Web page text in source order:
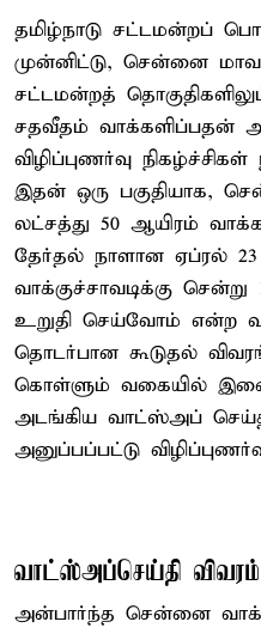
தமிழ்நாடு சட்டமன்றப்
முன்னிட்டு, சென்னை
சட்டமன்றத்
சதவீதம் வாக்களிப்பதன்
விழிப்புணர்வு
இதன் ஒரு பகுதியாக,
லட்சத்து 50 ஆயிரம்
தேர்தல் நாளான ஏப்ரல்
வாக்குச்சாவடிக்கு
உறுதி செய்வோம் என்ற
தொடர்பான கூடுதல்
கொள்ளும் வகையில்
அடங்கிய வாட்ஸ்அப்
அனுப்பப்பட்டு
வாட்ஸ்அப்செய்தி
அன்பார்ந்த சென்னை